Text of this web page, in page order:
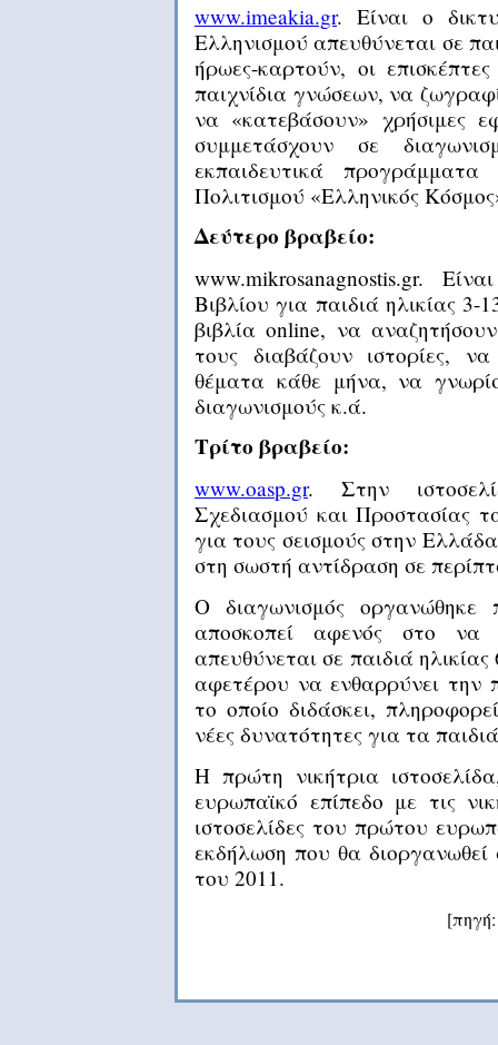
www.imeakia.gr. Είναι ο
Ελληνισμού απευθύνεται σε
ήρωες-καρτούν, οι
παιχνίδια γνώσεων, να
να «κατεβάσουν» χρήσιμες
συμμετάσχουν σε
εκπαιδευτικά
Πολιτισμού «Ελληνικός
Δεύτερο βραβείο:
www.mikrosanagnostis.gr.
Βιβλίου για παιδιά ηλικίας
βιβλία online, να
τους διαβάζουν ιστορίες,
θέματα κάθε μήνα, να
διαγωνισμούς κ.ά.
Τρίτο βραβείο:
www.oasp.gr. Στην
Σχεδιασμού και Προστασίας
για τους σεισμούς στην
στη σωστή αντίδραση σε
Ο διαγωνισμός
αποσκοπεί αφενός στο να
απευθύνεται σε παιδιά
αφετέρου να ενθαρρύνει την
το οποίο διδάσκει,
νέες δυνατότητες για τα
Η πρώτη νικήτρια
ευρωπαϊκό επίπεδο με τις
ιστοσελίδες του πρώτου
εκδήλωση που θα
του 2011.